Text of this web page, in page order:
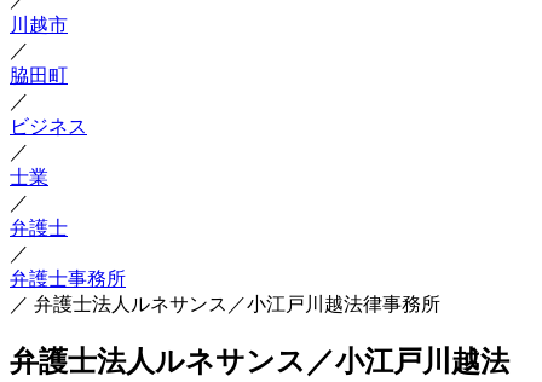
川越市
／
脇田町
／
ビジネス
／
士業
／
弁護士
／
弁護士事務所
／ 弁護士法人ルネサンス／小江戸川越法律事務所
弁護士法人ルネサンス／小江戸川越法